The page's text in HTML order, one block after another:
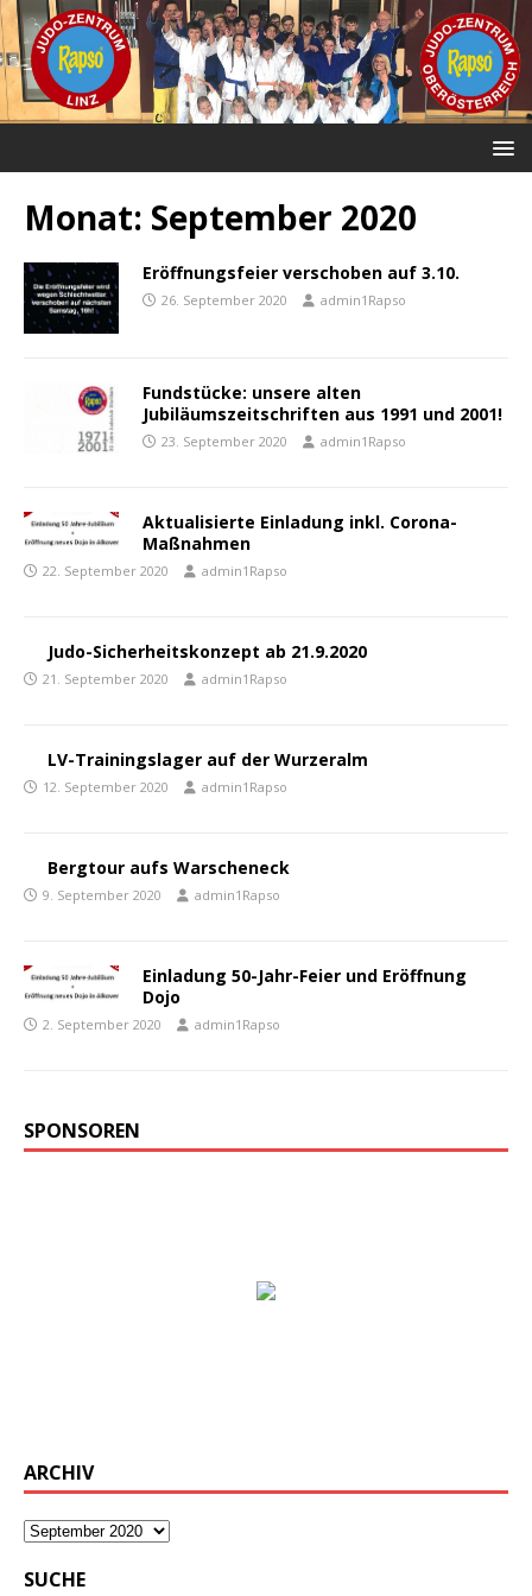
Monat: September 2020
Eröffnungsfeier verschoben auf 3.10.
26. September 2020 admin1Rapso
Fundstücke: unsere alten
Jubiläumszeitschriften aus 1991 und 2001!
23. September 2020 admin1Rapso
Aktualisierte Einladung inkl. Corona-
Maßnahmen
22. September 2020 admin1Rapso
Judo-Sicherheitskonzept ab 21.9.2020
21. September 2020 admin1Rapso
LV-Trainingslager auf der Wurzeralm
12. September 2020 admin1Rapso
Bergtour aufs Warscheneck
9. September 2020 admin1Rapso
Einladung 50-Jahr-Feier und Eröffnung
Dojo
2. September 2020 admin1Rapso
SPONSOREN
ARCHIV
SUCHE